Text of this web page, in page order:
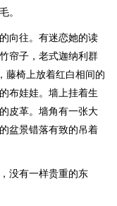
。
向往。有迷恋她的读
帘子，老式迦纳利群
藤椅上放着红白相间的
布娃娃。墙上挂着生
皮革。墙角有一张大
盆景错落有致的吊着
没有一样贵重的东